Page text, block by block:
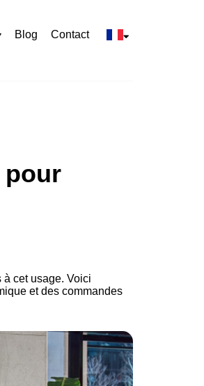
Blog Contact
pour
cet usage. Voici
et des commandes